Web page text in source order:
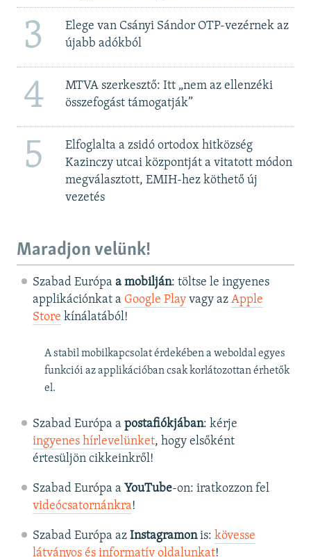
3
Elege van Csányi Sándor OTP-vezérnek az
újabb adókból
4
MTVA szerkesztő: Itt „nem az ellenzéki
összefogást támogatják”
5
Elfoglalta a zsidó ortodox hitközség
Kazinczy utcai központját a vitatott módon
megválasztott, EMIH-hez köthető új
vezetés
Maradjon velünk!
Szabad Európa a mobilján: töltse le ingyenes
applikációnkat a Google Playvagy az Apple
Store kínálatából!
A stabil mobilkapcsolat érdekében a weboldal egyes
funkciói az applikációban csak korlátozottan érhetők
el.
Szabad Európa a postafiókjában: kérje
ingyenes hírlevelünket, hogy elsőként
értesüljön cikkeinkről!
Szabad Európa a YouTube-on: iratkozzon fel
videócsatornánkra!
Szabad Európa az Instagramonis: kövesse
látványos és informatív oldalunkat! ​